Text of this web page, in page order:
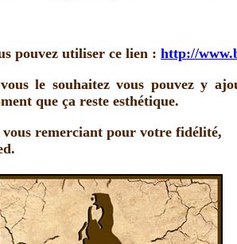
pouvez utiliser ce lien : http://
le souhaitez vous pouvez y
que ça reste esthétique.
vous remerciant pour votre fidélité,